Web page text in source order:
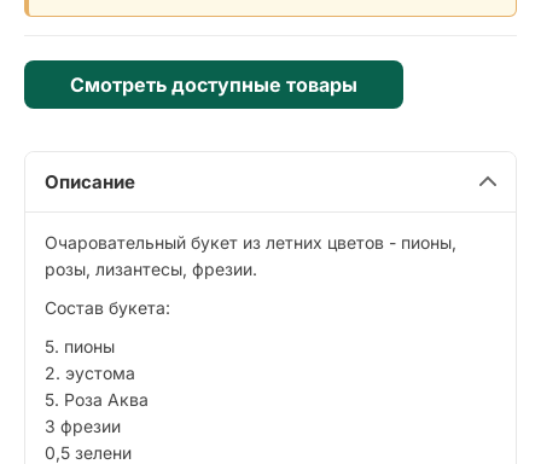
Смотреть доступные товары
Описание
Очаровательный букет из летних цветов - пионы,
розы, лизантесы, фрезии.
Состав букета:
5. пионы
2. эустома
5. Роза Аква
3 фрезии
0,5 зелени